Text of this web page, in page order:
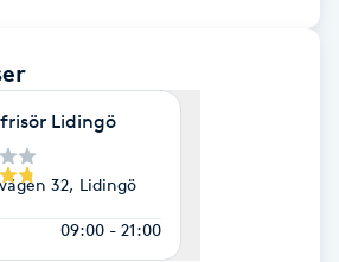
Lidingö
32, Lidingö
09:00 - 21:00